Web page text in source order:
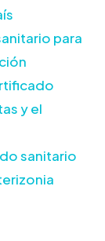
para
y el
sanitario